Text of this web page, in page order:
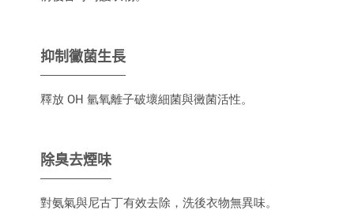
抑制黴菌生長
釋放 OH 氫氧離子破壞細菌與黴菌活性。
除臭去煙味
對氨氣與尼古丁有效去除，洗後衣物無異味。